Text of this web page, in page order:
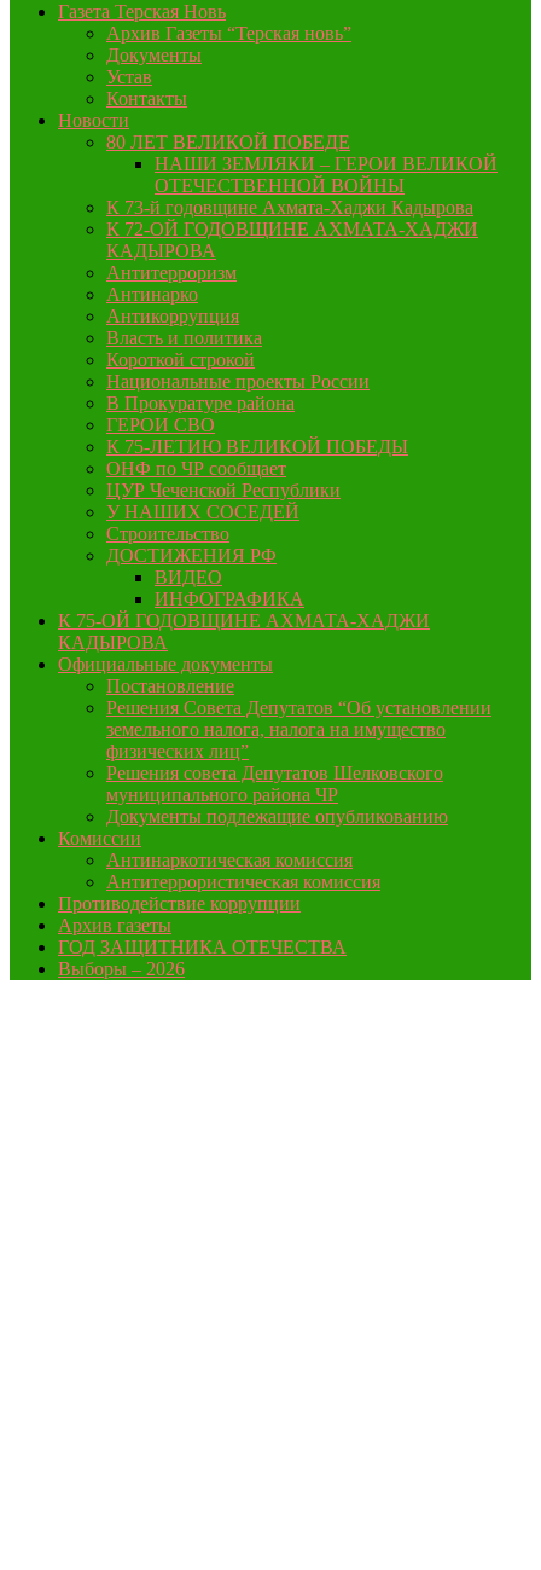
Газета Терская Новь
Архив Газеты “Терская новь”
Документы
Устав
Контакты
Новости
80 ЛЕТ ВЕЛИКОЙ ПОБЕДЕ
НАШИ ЗЕМЛЯКИ – ГЕРОИ ВЕЛИКОЙ
ОТЕЧЕСТВЕННОЙ ВОЙНЫ
К 73-й годовщине Ахмата-Хаджи Кадырова
К 72-ОЙ ГОДОВЩИНЕ АХМАТА-ХАДЖИ
КАДЫРОВА
Антитерроризм
Антинарко
Антикоррупция
Власть и политика
Короткой строкой
Национальные проекты России
В Прокуратуре района
ГЕРОИ СВО
К 75-ЛЕТИЮ ВЕЛИКОЙ ПОБЕДЫ
ОНФ по ЧР сообщает
ЦУР Чеченской Республики
У НАШИХ СОСЕДЕЙ
Строительство
ДОСТИЖЕНИЯ РФ
ВИДЕО
ИНФОГРАФИКА
К 75-ОЙ ГОДОВЩИНЕ АХМАТА-ХАДЖИ
КАДЫРОВА
Официальные документы
Постановление
Решения Совета Депутатов “Об установлении
земельного налога, налога на имущество
физических лиц”
Решения совета Депутатов Шелковского
муниципального района ЧР
Документы подлежащие опубликованию
Комиссии
Антинаркотическая комиссия
Антитеррористическая комиссия
Противодействие коррупции
Архив газеты
ГОД ЗАЩИТНИКА ОТЕЧЕСТВА
Выборы – 2026